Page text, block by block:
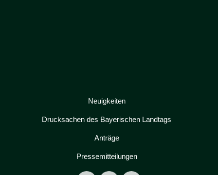
Neuigkeiten
Drucksachen des Bayerischen Landtags
Anträge
Pressemitteilungen